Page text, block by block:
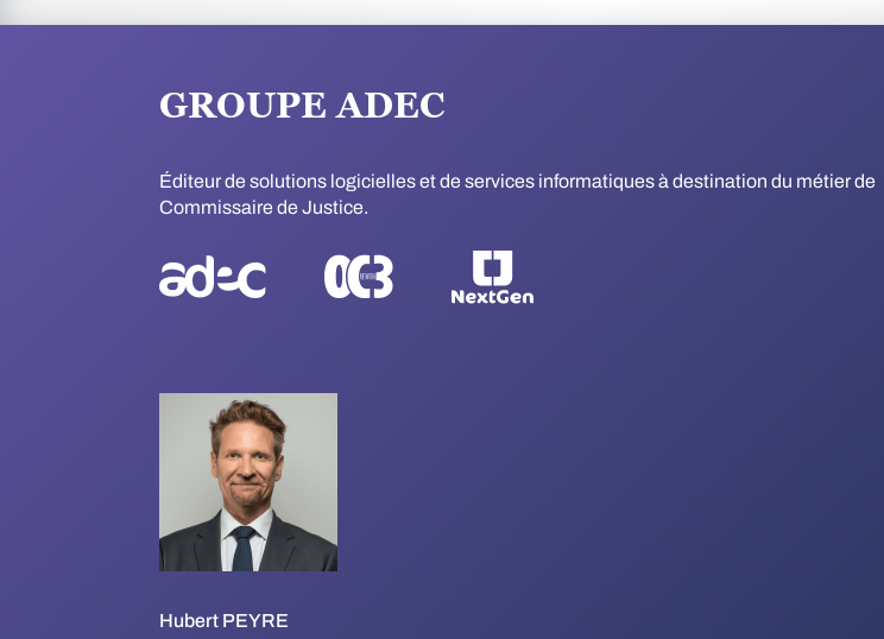
GROUPE ADEC
Éditeur de solutions logicielles et de services informatiques à destination du métier de
Commissaire de Justice.
Hubert PEYRE